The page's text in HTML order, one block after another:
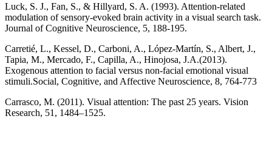
Luck, S. J., Fan, S., & Hillyard, S. A. (1993). Attention-related
modulation of sensory-evoked brain activity in a visual search task.
Journal of Cognitive Neuroscience, 5, 188-195.
Carretié, L., Kessel, D., Carboni, A., López-Martín, S., Albert, J.,
Tapia, M., Mercado, F., Capilla, A., Hinojosa, J.A.(2013).
Exogenous attention to facial versus non-facial emotional visual
stimuli.Social, Cognitive, and Affective Neuroscience, 8, 764-773
Carrasco, M. (2011). Visual attention: The past 25 years. Vision
Research, 51, 1484–1525.